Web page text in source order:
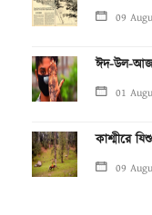
09
ঈদ-উল-
01
কাশ্মীরে যিশু
09